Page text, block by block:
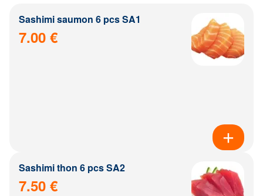
Sashimi saumon 6 pcs SA1
7.00 €
Sashimi thon 6 pcs SA2
7.50 €